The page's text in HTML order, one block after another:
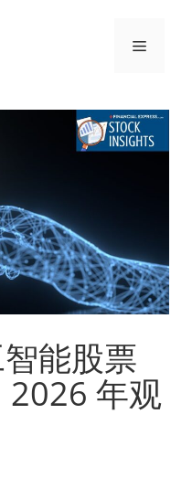
選
能股票
2026 年观